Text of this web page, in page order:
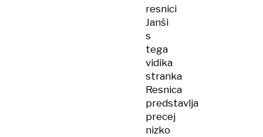
resnici
Janši
s
tega
vidika
stranka
Resnica
predstavlja
precej
nizko